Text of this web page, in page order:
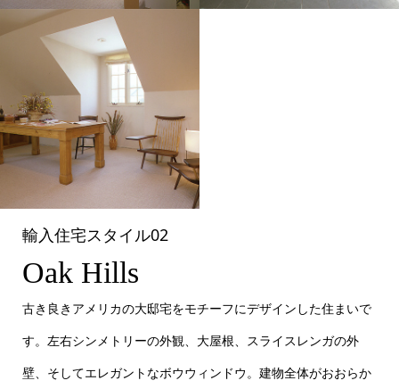
輸入住宅スタイル02
Oak Hills
古き良きアメリカの大邸宅をモチーフにデザインした住まいで
す。左右シンメトリーの外観、大屋根、スライスレンガの外
壁、そしてエレガントなボウウィンドウ。建物全体がおおらか